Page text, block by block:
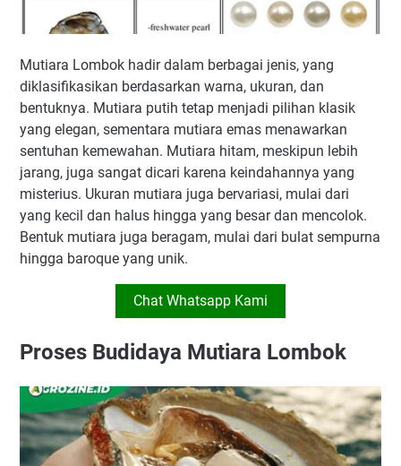
Mutiara Lombok hadir dalam berbagai jenis, yang
diklasifikasikan berdasarkan warna, ukuran, dan
bentuknya. Mutiara putih tetap menjadi pilihan klasik
yang elegan, sementara mutiara emas menawarkan
sentuhan kemewahan. Mutiara hitam, meskipun lebih
jarang, juga sangat dicari karena keindahannya yang
misterius. Ukuran mutiara juga bervariasi, mulai dari
yang kecil dan halus hingga yang besar dan mencolok.
Bentuk mutiara juga beragam, mulai dari bulat sempurna
hingga baroque yang unik.
Chat Whatsapp Kami
Proses Budidaya Mutiara Lombok